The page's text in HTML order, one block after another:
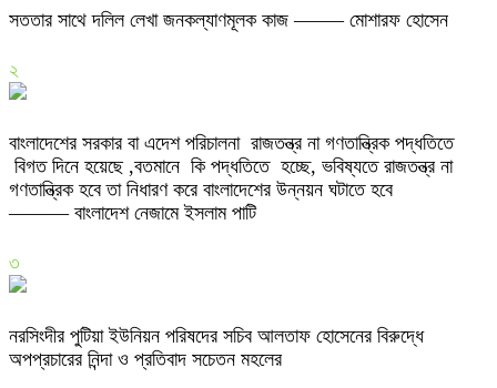
সততার সাথে দলিল লেখা জনকল্যাণমূলক কাজ ——– মোশারফ হোসেন
২
বাংলাদেশের সরকার বা এদেশ পরিচালনা রাজতন্ত্র না গণতান্ত্রিক পদ্ধতিতে
বিগত দিনে হয়েছে ,বতমানে কি পদ্ধতিতে হচ্ছে, ভবিষ্যতে রাজতন্ত্র না
গণতান্ত্রিক হবে তা নিধারণ করে বাংলাদেশের উন্নয়ন ঘটাতে হবে
——— বাংলাদেশ নেজামে ইসলাম পাটি
৩
নরসিংদীর পুটিয়া ইউনিয়ন পরিষদের সচিব আলতাফ হোসেনের বিরুদ্ধে
অপপ্রচারের নিন্দা ও প্রতিবাদ সচেতন মহলের